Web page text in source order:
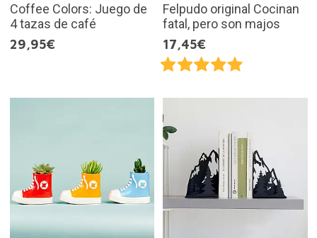
Coffee Colors: Juego de
4 tazas de café
29,95€
Felpudo original Cocinan
fatal, pero son majos
17,45€